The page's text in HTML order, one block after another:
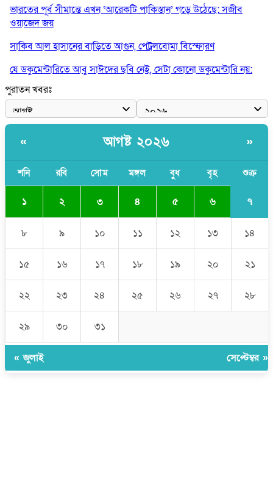
ভারতের পূর্ব সীমান্তে এখন ‘আরেকটি পাকিস্তান’ গড়ে উঠেছে: সজীব
ওয়াজেদ জয়
সাকিব আল হাসানের বাড়িতে আগুন, পেট্রলবোমা বিস্ফোরণ
যে ডকুমেন্টারিতে আবু সাঈদের ছবি নেই, সেটা কোনো ডকুমেন্টারি নয়:
ভারপ্রাপ্ত রাষ্ট্রপতি
কুমিল্লায় শরীরের বিভিন্ন ক্ষত নিয়ে বেঁচে আছেন ৫৬৬ জুলাইযোদ্ধা
শেখ হাসিনাকে আর রাখতে চাচ্ছে না ভারত: আসিফ মাহমুদ
পুরাতন খবরঃ
« আগষ্ট ২০২৬ »
শনি রবি সোম মঙ্গল বুধ বৃহ শুক্র
১ ২ ৩ ৪ ৫ ৬ ৭
৮ ৯ ১০ ১১ ১২ ১৩ ১৪
১৫ ১৬ ১৭ ১৮ ১৯ ২০ ২১
২২ ২৩ ২৪ ২৫ ২৬ ২৭ ২৮
২৯ ৩০ ৩১
« জুলাই সেপ্টেম্বর »